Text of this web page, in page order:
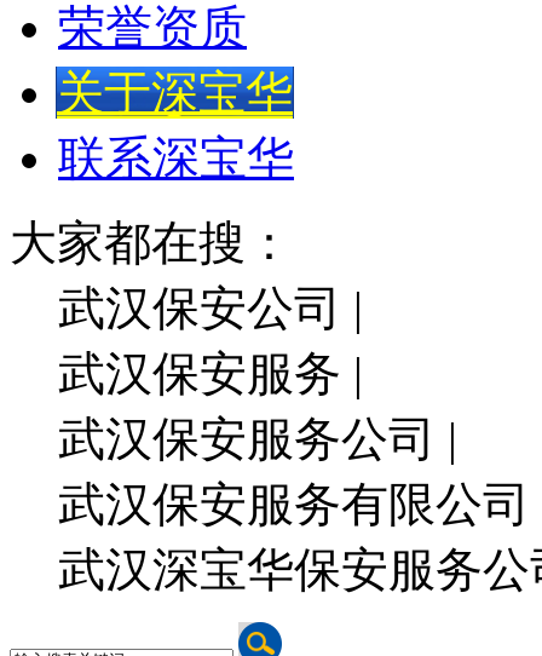
荣誉资质
关于深宝华
联系深宝华
大家都在搜：
武汉保安公司 |
武汉保安服务 |
武汉保安服务公司 |
武汉保安服务有限公司
武汉深宝华保安服务公